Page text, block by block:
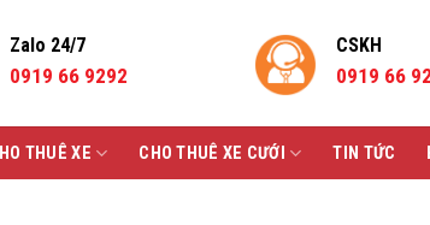
Zalo 24/7
0919 66 9292
CSKH
0919 66
THUÊ XE CHO THUÊ XE CƯỚI TIN TỨC